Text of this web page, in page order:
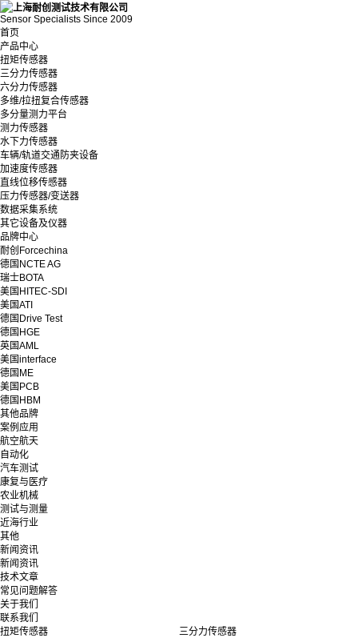
Sensor Specialists Since 2009
首页
产品中心
扭矩传感器
三分力传感器
六分力传感器
多维/拉扭复合传感器
多分量测力平台
测力传感器
水下力传感器
车辆/轨道交通防夹设备
加速度传感器
直线位移传感器
压力传感器/变送器
数据采集系统
其它设备及仪器
品牌中心
耐创Forcechina
德国NCTE AG
瑞士BOTA
美国HITEC-SDI
美国ATI
德国Drive Test
德国HGE
英国AML
美国interface
德国ME
美国PCB
德国HBM
其他品牌
案例应用
航空航天
自动化
汽车测试
康复与医疗
农业机械
测试与测量
近海行业
其他
新闻资讯
新闻资讯
技术文章
常见问题解答
关于我们
联系我们
扭矩传感器
三分力传感器